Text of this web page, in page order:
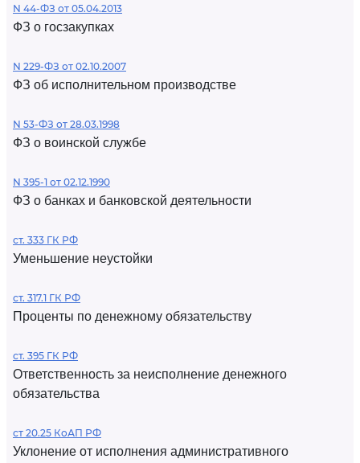
N 44-ФЗ от 05.04.2013
ФЗ о госзакупках
N 229-ФЗ от 02.10.2007
ФЗ об исполнительном производстве
N 53-ФЗ от 28.03.1998
ФЗ о воинской службе
N 395-1 от 02.12.1990
ФЗ о банках и банковской деятельности
ст. 333 ГК РФ
Уменьшение неустойки
ст. 317.1 ГК РФ
Проценты по денежному обязательству
ст. 395 ГК РФ
Ответственность за неисполнение денежного
обязательства
ст 20.25 КоАП РФ
Уклонение от исполнения административного